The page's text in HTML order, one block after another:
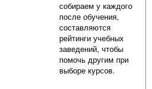
собираем у каждого
после обучения,
составляются
рейтинги учебных
заведений, чтобы
помочь другим при
выборе курсов.